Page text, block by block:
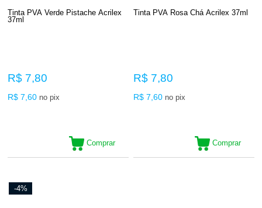
Tinta PVA Verde Pistache Acrilex
37ml
R$ 7,80
R$ 7,60 no pix
Comprar
Tinta PVA Rosa Chá Acrilex 37ml
R$ 7,80
R$ 7,60 no pix
Comprar
-4%